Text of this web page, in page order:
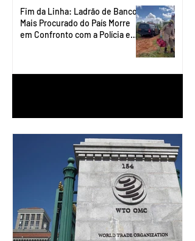
Fim da Linha: Ladrão de Banco
Mais Procurado do País Morre
em Confronto com a Polícia em